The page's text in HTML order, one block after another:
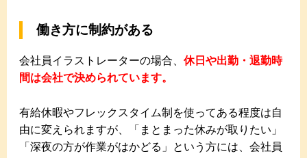
働き方に制約がある
会社員イラストレーターの場合、 休日や出勤・退勤時
間は会社で決められています。
有給休暇やフレックスタイム制を使ってある程度は自
由に変えられますが、「まとまった休みが取りたい」
「深夜の方が作業がはかどる」という方には、会社員